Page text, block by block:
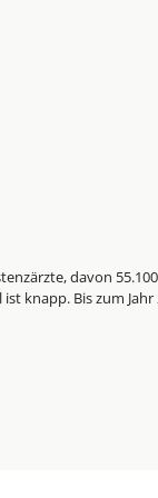
davon 55.100
knapp. Bis zum Jahr